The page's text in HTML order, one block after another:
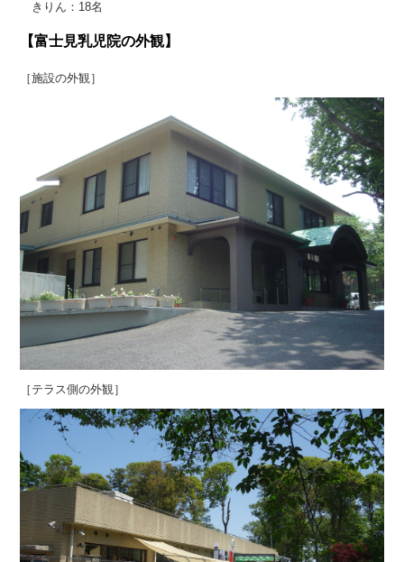
きりん：18名
【富士見乳児院の外観】
［施設の外観］
［テラス側の外観］